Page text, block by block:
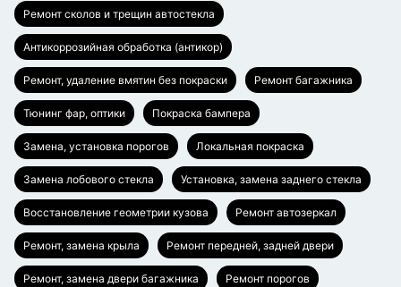
Ремонт сколов и трещин автостекла
Антикоррозийная обработка (антикор)
Ремонт, удаление вмятин без покраски Ремонт багажника
Тюнинг фар, оптики Покраска бампера
Замена, установка порогов Локальная покраска
Замена лобового стекла Установка, замена заднего стекла
Восстановление геометрии кузова Ремонт автозеркал
Ремонт, замена крыла Ремонт передней, задней двери
Ремонт, замена двери багажника Ремонт порогов